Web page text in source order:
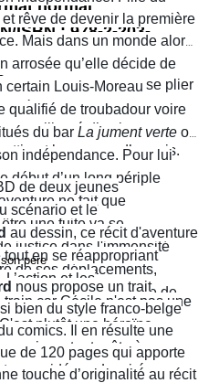
normal
ISBN : 978-2-203-
rêve de devenir la première
Mais dans un monde alors
à une institution
Refusant de se plier
l'époque, elle ne cesse de
sa liberté d’action en
beaucoup d’ennuis.
arrosée qu’elle décide de
certain Louis-Moreau
qualifié de troubadour voire
du bar La jument verte où
indépendance. Pour lui
début d’un long périple
ne fait que
une fuite va se
justice dans l'immensité
de ses déplacements,
par troquer la robe de
de deux jeunes
scénario et le
au dessin, ce récit d'aventure
en se réappropriant
et les
car Cécile n'est pas une
plutôt une héroïne
mais surtout prête à en
ses idéaux. La virée
nous propose un trait
bien du style franco-belge
comics. Il en résulte une
privilégiant le
le moins que l'on puisse
de 120 pages qui apporte
touche d’originalité au récit